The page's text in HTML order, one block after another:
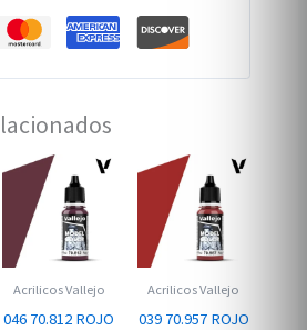
Acrilicos Vallejo
046 70.812 ROJO
Acrilicos Vallejo
039 70.957 ROJO